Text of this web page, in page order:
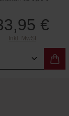
€
Inkl. MwSt